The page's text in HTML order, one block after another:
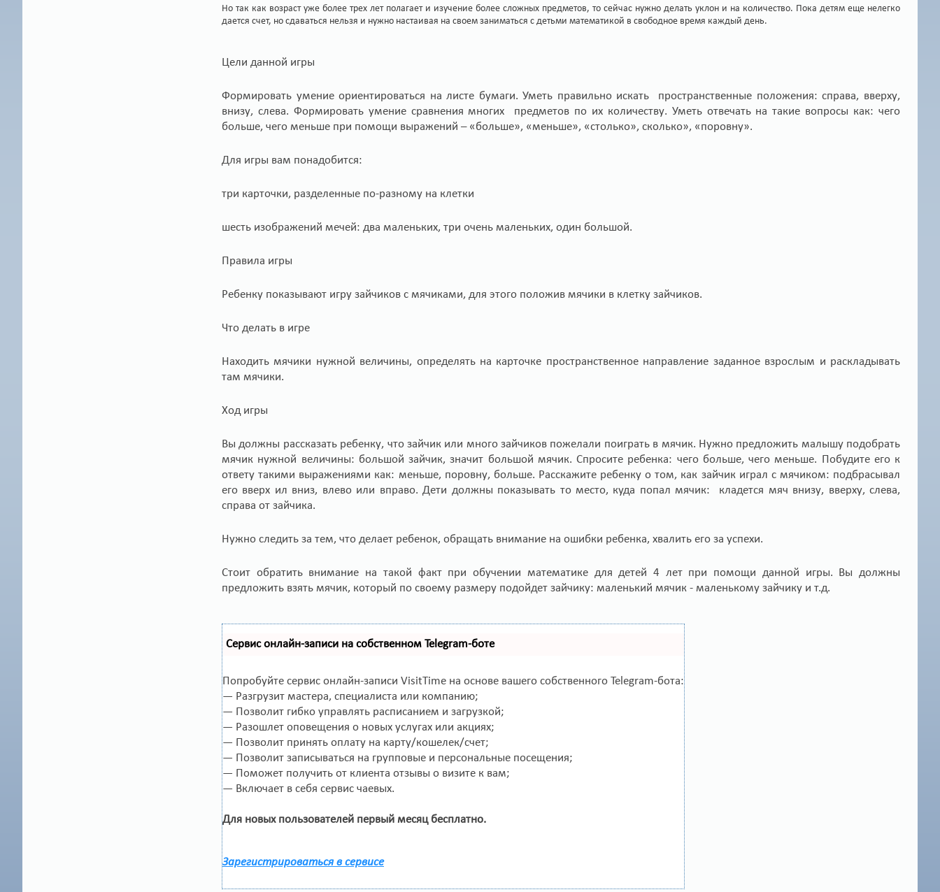
Но так как возраст уже более трех лет полагает и изучение более сложных предметов, то сейчас нужно делать уклон и на количество. Пока детям еще нелегко
дается счет, но сдаваться нельзя и нужно настаивая на своем заниматься с детьми математикой в свободное время каждый день.
Цели данной игры
Формировать умение ориентироваться на листе бумаги. Уметь правильно искать пространственные положения: справа, вверху,
внизу, слева. Формировать умение сравнения многих предметов по их количеству. Уметь отвечать на такие вопросы как: чего
больше, чего меньше при помощи выражений – «больше», «меньше», «столько», сколько», «поровну».
Для игры вам понадобится:
три карточки, разделенные по-разному на клетки
шесть изображений мечей: два маленьких, три очень маленьких, один большой.
Правила игры
Ребенку показывают игру зайчиков с мячиками, для этого положив мячики в клетку зайчиков.
Что делать в игре
Находить мячики нужной величины, определять на карточке пространственное направление заданное взрослым и раскладывать
там мячики.
Ход игры
Вы должны рассказать ребенку, что зайчик или много зайчиков пожелали поиграть в мячик. Нужно предложить малышу подобрать
мячик нужной величины: большой зайчик, значит большой мячик. Спросите ребенка: чего больше, чего меньше. Побудите его к
ответу такими выражениями как: меньше, поровну, больше. Расскажите ребенку о том, как зайчик играл с мячиком: подбрасывал
его вверх ил вниз, влево или вправо. Дети должны показывать то место, куда попал мячик: кладется мяч внизу, вверху, слева,
справа от зайчика.
Нужно следить за тем, что делает ребенок, обращать внимание на ошибки ребенка, хвалить его за успехи.
Стоит обратить внимание на такой факт при обучении математике для детей 4 лет при помощи данной игры. Вы должны
предложить взять мячик, который по своему размеру подойдет зайчику: маленький мячик - маленькому зайчику и т.д.
Сервис онлайн-записи на собственном Telegram-боте
Попробуйте сервис онлайн-записи VisitTime на основе вашего собственного Telegram-бота:
— Разгрузит мастера, специалиста или компанию;
— Позволит гибко управлять расписанием и загрузкой;
— Разошлет оповещения о новых услугах или акциях;
— Позволит принять оплату на карту/кошелек/счет;
— Позволит записываться на групповые и персональные посещения;
— Поможет получить от клиента отзывы о визите к вам;
— Включает в себя сервис чаевых.
Для новых пользователей первый месяц бесплатно.
Зарегистрироваться в сервисе